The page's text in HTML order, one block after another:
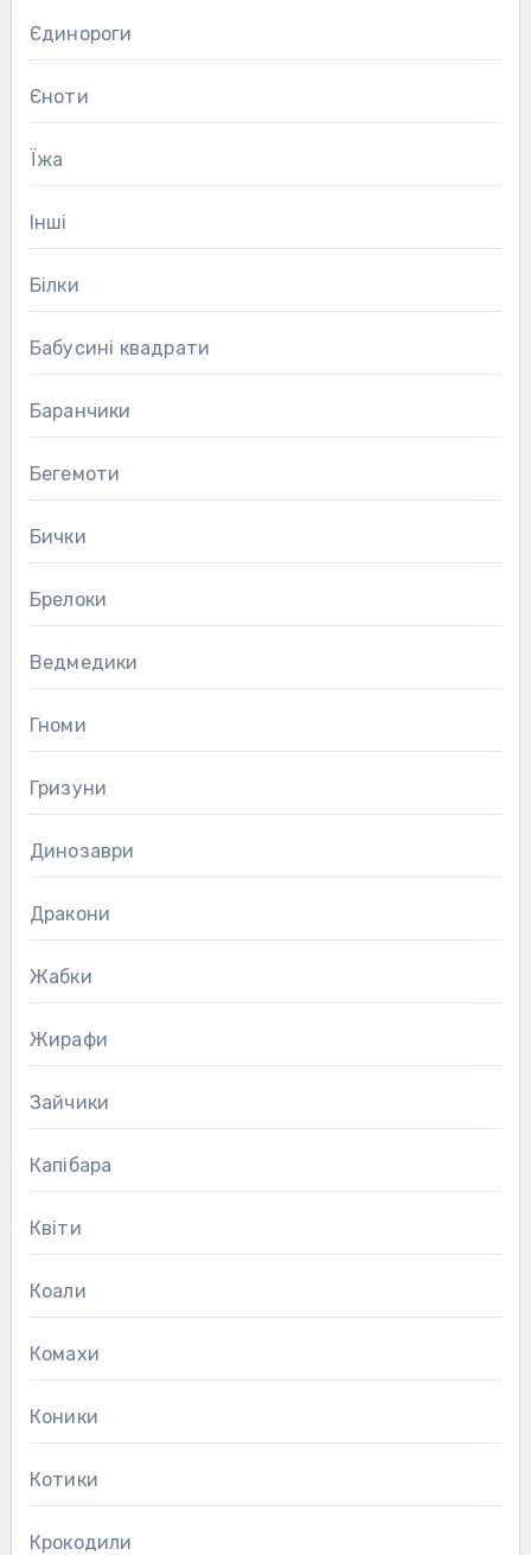
Єдинороги
Єноти
Їжа
Інші
Білки
Бабусині квадрати
Баранчики
Бегемоти
Бички
Брелоки
Ведмедики
Гноми
Гризуни
Динозаври
Дракони
Жабки
Жирафи
Зайчики
Капібара
Квіти
Коали
Комахи
Коники
Котики
Крокодили